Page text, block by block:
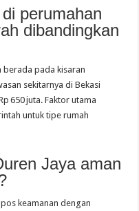
perumahan
dibandingkan
berada pada kisaran
sekitarnya di Bekasi
650 juta. Faktor utama
untuk tipe rumah
Jaya aman
keamanan dengan